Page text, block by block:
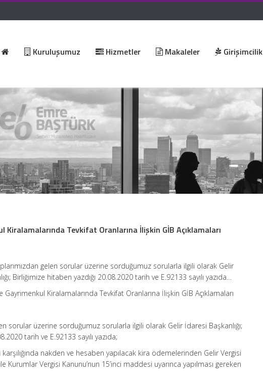
Kuruluşumuz Hizmetler Makaleler Girişimcilik
Kiralamalarında Tevkifat Oranlarına İlişkin GİB Açıklamaları
gelen sorular üzerine sorduğumuz sorularla ilgili olarak Gelir
Birliğimize hitaben yazdığı 20.08.2020 tarih ve E.92133 sayılı yazıda…
Gayrimenkul Kiralamalarında Tevkifat Oranlarına İlişkin GİB Açıklamaları
sorular üzerine sorduğumuz sorularla ilgili olarak Gelir İdaresi Başkanlığı;
tarih ve E.92133 sayılı yazıda;
nakden ve hesaben yapılacak kira ödemelerinden Gelir Vergisi
Kurumlar Vergisi Kanunu’nun 15’inci maddesi uyarınca yapılması gereken